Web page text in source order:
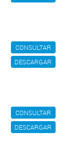
CONSULTAR
DESCARGAR
CONSULTAR
DESCARGAR